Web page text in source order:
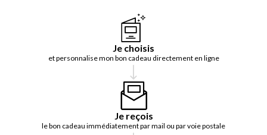
Je choisis
et personnalise mon bon cadeau directement en ligne
Je reçois
le bon cadeau immédiatement par mail ou par voie postale